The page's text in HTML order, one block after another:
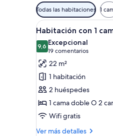
Filtros
disponibles
para
las
habitaciones
Todas las habitaciones 1
Abrir
todas
las
fotos
de
Habitación
con
1
cama
doble
9
Habitación con 1
9,69,6 de 10
Excepcional
19 comentarios
(19 comentarios)
22 m²
1 habitación
2 huéspedes
1 cama doble O 2
Wifi gratis
Ver más detalles
Más